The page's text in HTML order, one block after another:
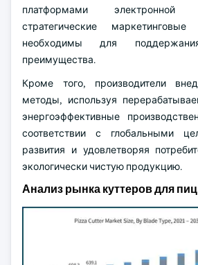
платформами
стратегические
необходимы для
преимущества.
Кроме того, производители
методы, используя
энергоэффективные
соответствии с глобальными
развития и удовлетворяя
экологически чистую продукцию.
Анализ рынка куттеров для